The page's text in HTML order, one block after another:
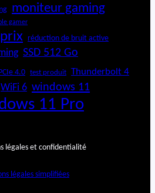
moniteur gaming
gamer
réduction de bruit active
SSD 512 Go
4.0 test produit Thunderbolt 4
WiFi 6 windows 11
11 Pro
légales et confidentialité
légales simplifiées